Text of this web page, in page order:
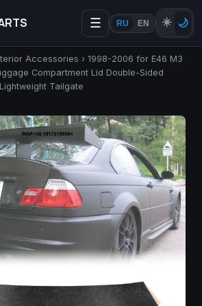
☰ RU EN ☀️ 🌙
Accessories › 1998-2006 for E46 M3
Compartment Lid Double-Sided
Tailgate